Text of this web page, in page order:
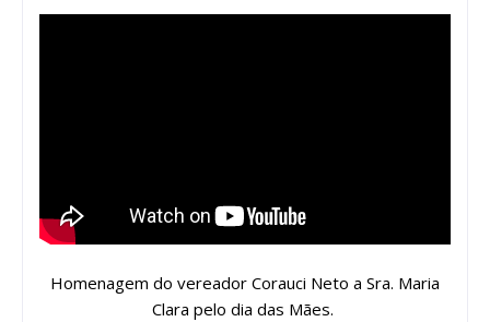
Homenagem do vereador Corauci Neto a Sra. Maria
Clara pelo dia das Mães.